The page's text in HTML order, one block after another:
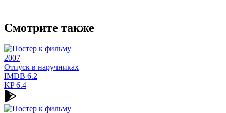
Смотрите также
2007
Отпуск в наручниках
IMDB 6.2
KP6.4